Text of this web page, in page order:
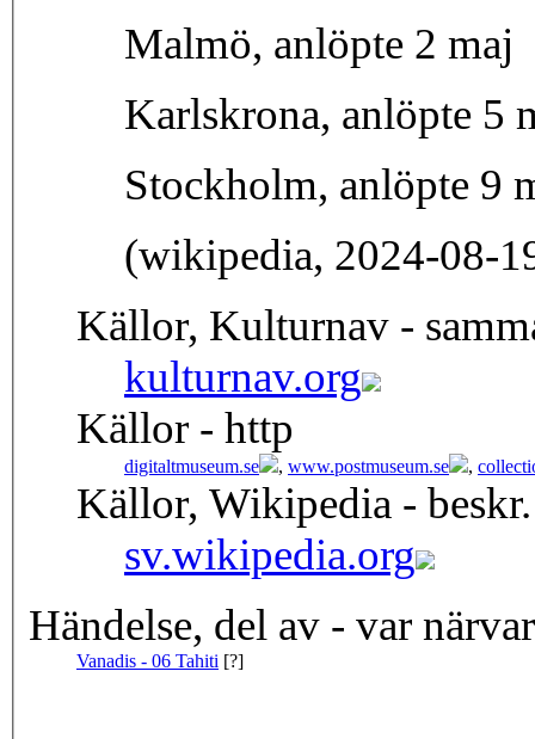
Malmö, anlöpte 2 maj
Karlskrona, anlöpte 5
Stockholm, anlöpte 9
(wikipedia, 2024-08-
Källor, Kulturnav -
kulturnav.org
Källor - http
digitaltmuseum.se , www.postmuseum.se ,
Källor, Wikipedia -
sv.wikipedia.org
Händelse, del av - var
Vanadis - 06 Tahiti [?]